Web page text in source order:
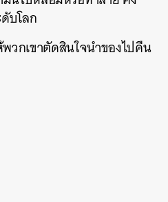
บโลก
วกเขาตัดสินใจนำของไปคืน